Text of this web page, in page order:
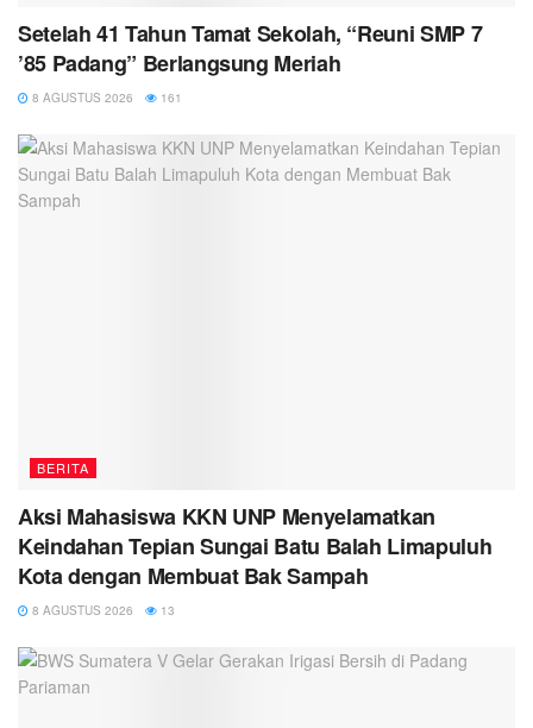
Setelah 41 Tahun Tamat Sekolah, “Reuni SMP 7
’85 Padang” Berlangsung Meriah
8 AGUSTUS 2026 161
BERITA
Aksi Mahasiswa KKN UNP Menyelamatkan
Keindahan Tepian Sungai Batu Balah Limapuluh
Kota dengan Membuat Bak Sampah
8 AGUSTUS 2026 13